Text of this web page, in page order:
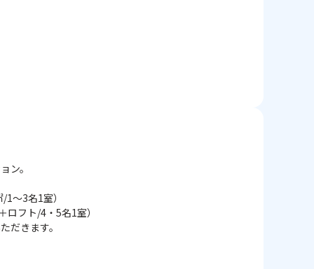
参照
ン。
～3名1室）
フト/4・5名1室）
だきます。